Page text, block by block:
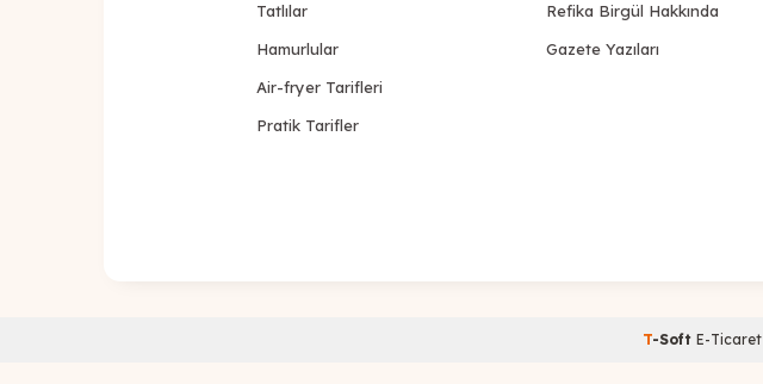
Tatlılar
Hamurlular
Air-fryer Tarifleri
Pratik Tarifler
Refika Birgül Hakkında
Gazete Yazıları
T-Soft E-Ticaret